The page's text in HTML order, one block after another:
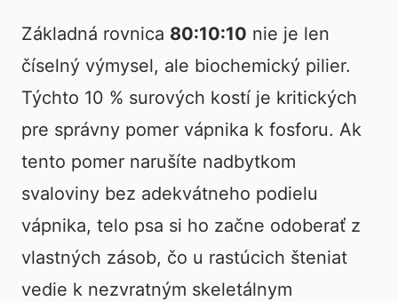
Základná rovnica 80:10:10 nie je len
číselný výmysel, ale biochemický pilier.
Týchto 10 % surových kostí je kritických
pre správny pomer vápnika k fosforu. Ak
tento pomer narušíte nadbytkom
svaloviny bez adekvátneho podielu
vápnika, telo psa si ho začne odoberať z
vlastných zásob, čo u rastúcich šteniat
vedie k nezvratným skeletálnym